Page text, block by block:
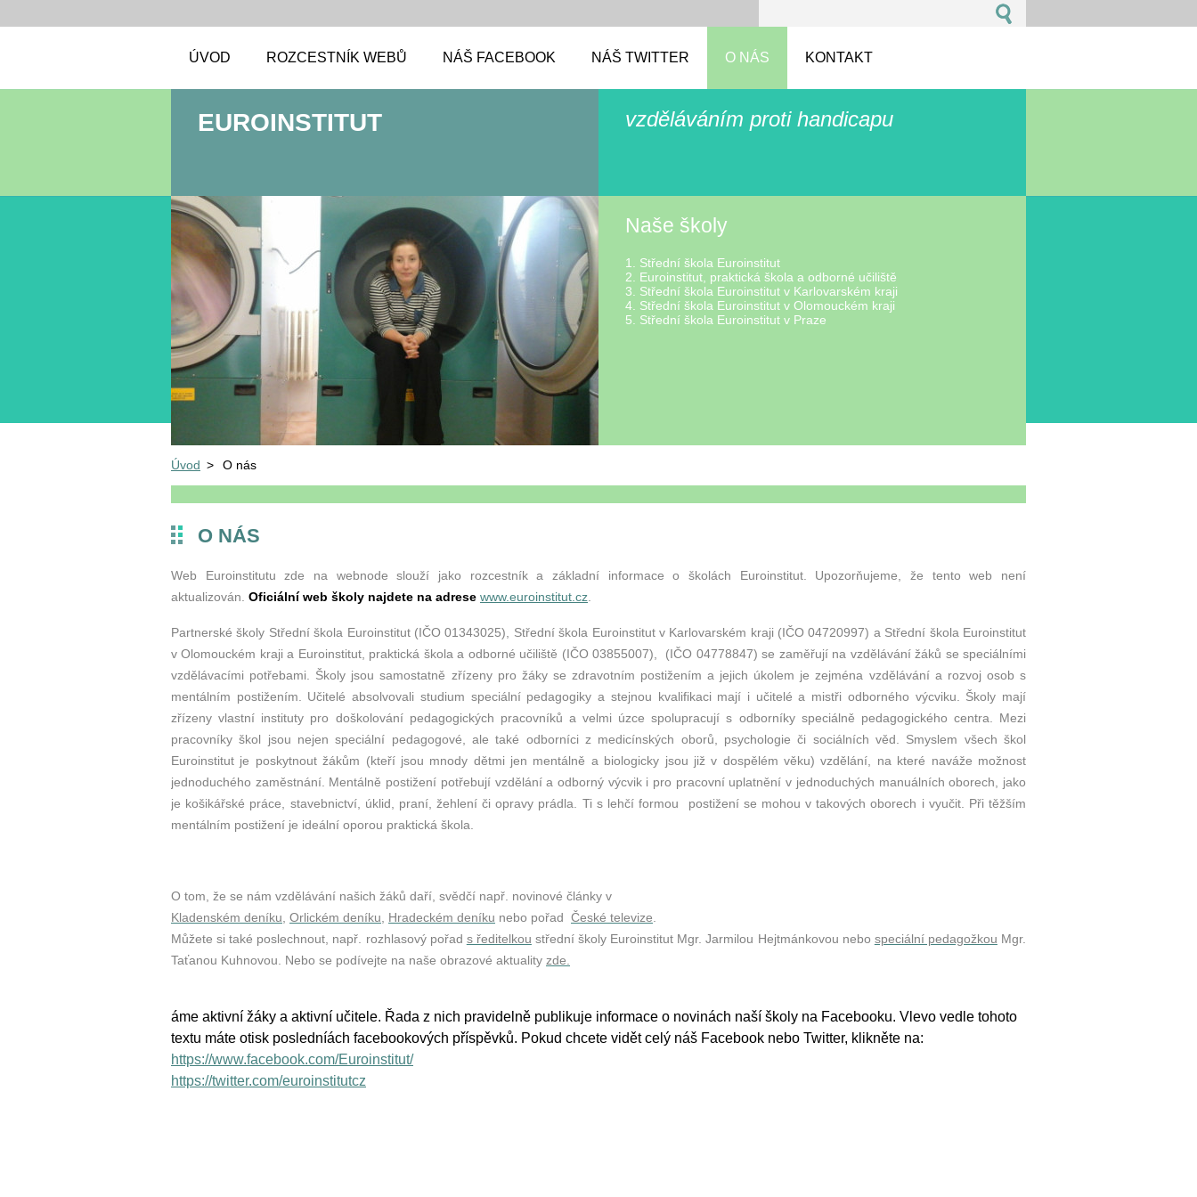
ÚVOD ROZCESTNÍK WEBŮ NÁŠ FACEBOOK NÁŠ TWITTER O NÁS KONTAKT
EUROINSTITUT vzděláváním proti handicapu
Naše školy
1. Střední škola Euroinstitut
2. Euroinstitut, praktická škola a odborné učiliště
3. Střední škola Euroinstitut v Karlovarském kraji
4. Střední škola Euroinstitut v Olomouckém kraji
5. Střední škola Euroinstitut v Praze
Úvod > O nás
O NÁS
Web Euroinstitutu zde na webnode slouží jako rozcestník a základní informace o školách Euroinstitut. Upozorňujeme, že tento web není
aktualizován. Oficiální web školy najdete na adrese www.euroinstitut.cz
Partnerské školy Střední škola Euroinstitut (IČO 01343025), Střední škola Euroinstitut v Karlovarském kraji (IČO 04720997) a Střední škola Euroinstitut
v Olomouckém kraji a Euroinstitut, praktická škola a odborné učiliště (IČO 03855007), (IČO 04778847) se zaměřují na vzdělávání žáků se speciálními
vzdělávacími potřebami. Školy jsou samostatně zřízeny pro žáky se zdravotním postižením a jejich úkolem je zejména vzdělávání a rozvoj osob s
mentálním postižením. Učitelé absolvovali studium speciální pedagogiky a stejnou kvalifikaci mají i učitelé a mistři odborného výcviku. Školy mají
zřízeny vlastní instituty pro doškolování pedagogických pracovníků a velmi úzce spolupracují s odborníky speciálně pedagogického centra. Mezi
pracovníky škol jsou nejen speciální pedagogové, ale také odborníci z medicínských oborů, psychologie či sociálních věd. Smyslem všech škol
Euroinstitut je poskytnout žákům (kteří jsou mnody dětmi jen mentálně a biologicky jsou již v dospělém věku) vzdělání, na které naváže možnost
jednoduchého zaměstnání. Mentálně postižení potřebují vzdělání a odborný výcvik i pro pracovní uplatnění v jednoduchých manuálních oborech, jako
je košikářské práce, stavebnictví, úklid, praní, žehlení či opravy prádla. Ti s lehčí formou postižení se mohou v takových oborech i vyučit. Při těžším
mentálním postižení je ideální oporou praktická škola.
O tom, že se nám vzdělávání našich žáků daří, svědčí např. novinové články v
Kladenském deníku Orlickém deníku Hradeckém deníku nebo pořad České televize
Můžete si také poslechnout, např. rozhlasový pořad s ředitelkou střední školy Euroinstitut Mgr. Jarmilou Hejtmánkovou nebo speciální pedagožkou Mgr.
Taťanou Kuhnovou. Nebo se podívejte na naše obrazové aktuality zde.
áme aktivní žáky a aktivní učitele. Řada z nich pravidelně publikuje informace o novinách naší školy na Facebooku. Vlevo vedle tohoto
textu máte otisk posledníách facebookových příspěvků. Pokud chcete vidět celý náš Facebook nebo Twitter, klikněte na:
https://www.facebook.com/Euroinstitut/
https://twitter.com/euroinstitutcz